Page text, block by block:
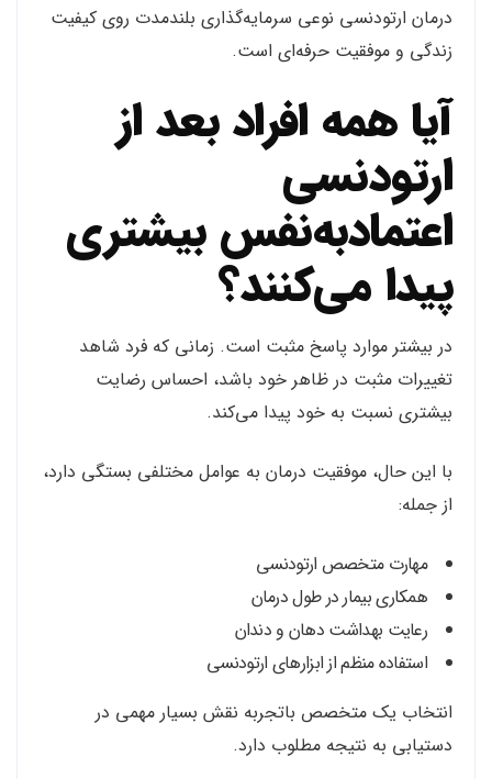
درمان ارتودنسی نوعی سرمایه‌گذاری بلندمدت روی کیفیت
زندگی و موفقیت حرفه‌ای است.
آیا همه افراد بعد از
ارتودنسی
اعتمادبه‌نفس بیشتری
پیدا می‌کنند؟
در بیشتر موارد پاسخ مثبت است. زمانی که فرد شاهد
تغییرات مثبت در ظاهر خود باشد، احساس رضایت
بیشتری نسبت به خود پیدا می‌کند.
با این حال، موفقیت درمان به عوامل مختلفی بستگی دارد،
از جمله:
مهارت متخصص ارتودنسی
همکاری بیمار در طول درمان
رعایت بهداشت دهان و دندان
استفاده منظم از ابزارهای ارتودنسی
انتخاب یک متخصص باتجربه نقش بسیار مهمی در
دستیابی به نتیجه مطلوب دارد.